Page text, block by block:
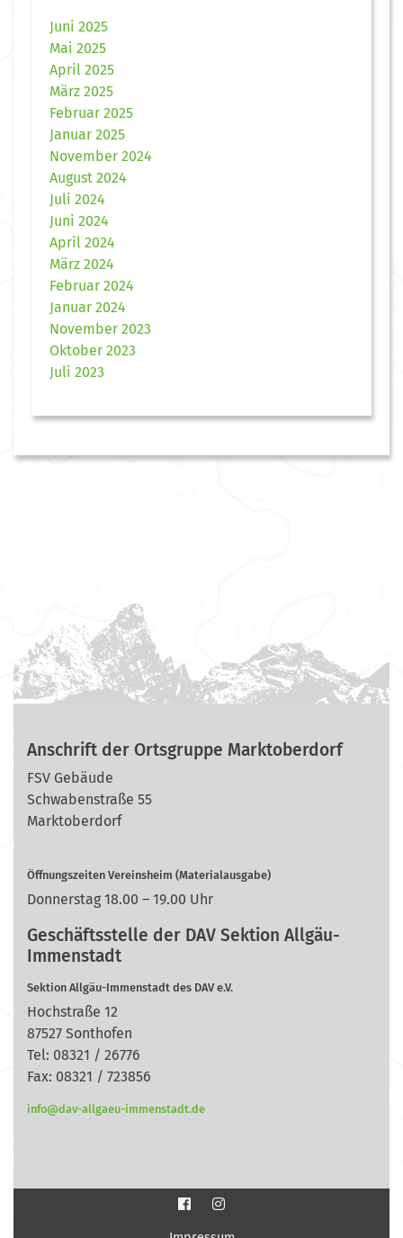
Juni 2025
Mai 2025
April 2025
März 2025
Februar 2025
Januar 2025
November 2024
August 2024
Juli 2024
Juni 2024
April 2024
März 2024
Februar 2024
Januar 2024
November 2023
Oktober 2023
Juli 2023
Anschrift der Ortsgruppe Marktoberdorf
FSV Gebäude
Schwabenstraße 55
Marktoberdorf
Öffnungszeiten Vereinsheim (Materialausgabe)
Donnerstag 18.00 – 19.00 Uhr
Geschäftsstelle der DAV Sektion Allgäu-
Immenstadt
Sektion Allgäu-Immenstadt des DAV e.V.
Hochstraße 12
87527 Sonthofen
Tel: 08321 / 26776
Fax: 08321 / 723856
info@dav-allgaeu-immenstadt.de